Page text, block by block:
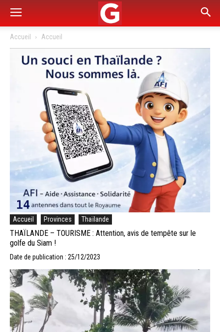
Accueil Accueil
Accueil Provinces Thaïlande
THAÏLANDE – TOURISME : Attention, avis de tempête sur le
golfe du Siam !
Date de publication : 25/12/2023